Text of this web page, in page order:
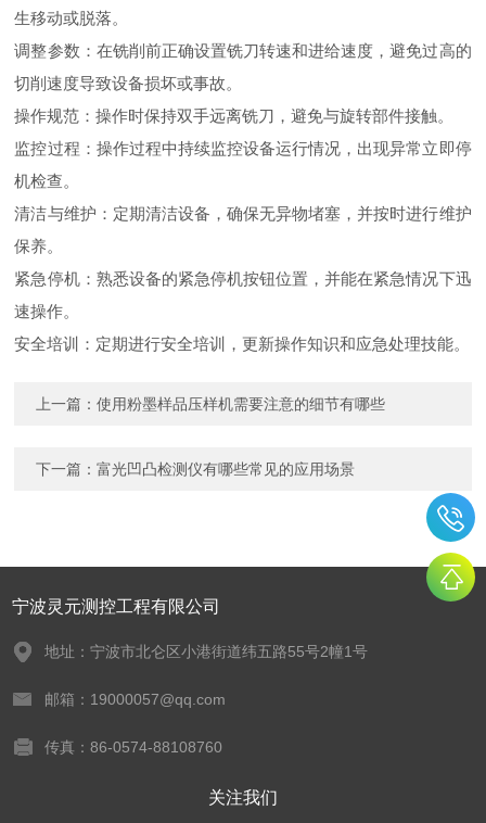
生移动或脱落。
调整参数：在铣削前正确设置铣刀转速和进给速度，避免过高的
切削速度导致设备损坏或事故。
操作规范：操作时保持双手远离铣刀，避免与旋转部件接触。
监控过程：操作过程中持续监控设备运行情况，出现异常立即停
机检查。
清洁与维护：定期清洁设备，确保无异物堵塞，并按时进行维护
保养。
紧急停机：熟悉设备的紧急停机按钮位置，并能在紧急情况下迅
速操作。
安全培训：定期进行安全培训，更新操作知识和应急处理技能。
上一篇：使用粉墨样品压样机需要注意的细节有哪些
下一篇：富光凹凸检测仪有哪些常见的应用场景
宁波灵元测控工程有限公司
地址：宁波市北仑区小港街道纬五路55号2幢1号
邮箱：19000057@qq.com
传真：86-0574-88108760
关注我们